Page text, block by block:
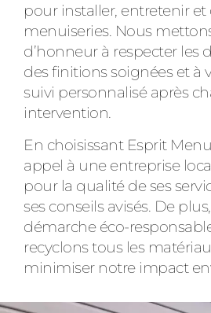
pour installer, entretenir
menuiseries. Nous
d’honneur à respecter les
des finitions soignées et à
suivi personnalisé après
intervention.
En choisissant Esprit
appel à une entreprise
pour la qualité de ses
ses conseils avisés. De
démarche éco-
recyclons tous les
minimiser notre impact